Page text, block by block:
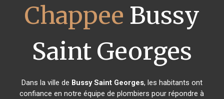
Chappee Bussy
Saint Georges
Dans la ville de Bussy Saint Georges, les habitants ont
confiance en notre équipe de plombiers pour répondre à